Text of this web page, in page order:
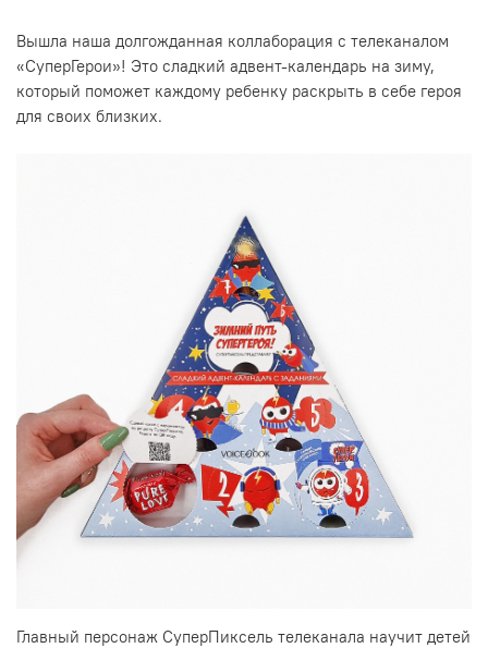
Вышла наша долгожданная коллаборация с телеканалом
«СуперГерои»! Это сладкий адвент-календарь на зиму,
который поможет каждому ребенку раскрыть в себе героя
для своих близких.
Главный персонаж СуперПиксель телеканала научит детей